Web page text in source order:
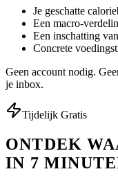
Je geschatte
Een macro-
Een inschatting
Concrete
Geen account nodig.
je inbox.
Tijdelijk Gratis
ONTDEK
IN 7